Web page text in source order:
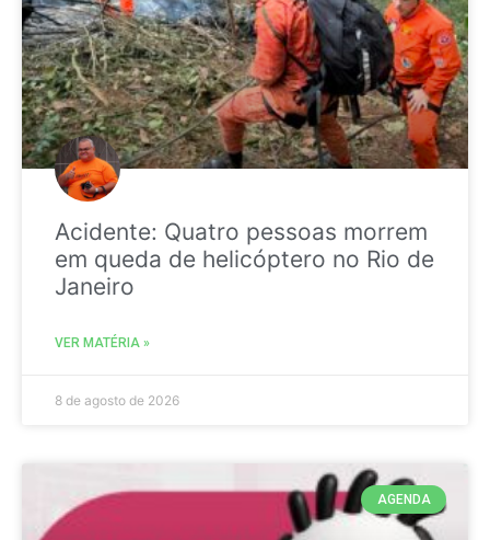
Acidente: Quatro pessoas morrem
em queda de helicóptero no Rio de
Janeiro
VER MATÉRIA »
8 de agosto de 2026
AGENDA